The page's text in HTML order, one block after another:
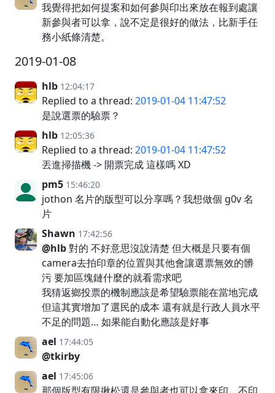
我覺得把如何提案和如何參與印出來放在報到處讓
新參與者可以拿，說不定是很好的做法，比新手任
務小紙條清楚。
2019-01-08
hlb 12:04:17
Replied to a thread: 2019-01-04 11:47:52
是說選票的驗票？
hlb 12:05:36
Replied to a thread: 2019-01-04 11:47:52
丟進掃描機 -> 開票完成 這樣嗎 XD
pm5 15:46:20
jothon 名片的版型可以分享嗎？我想做個 g0v 名
片
Shawn 17:42:56
@hlb對的 不好意思沒說清楚 但大概是只要有個
camera去拍印章的位置與其他會讓選票無效的髒
污 要加區塊鏈什麼的就看需求吧
我猜返鄉投票的機制應該是希望驗票能在當地完成
但這其實增加了選民的成本 還有就是行政人員水平
不足的問題… 如果能自動化應該是好事
ael 17:44:05
@tkirby
ael 17:45:06